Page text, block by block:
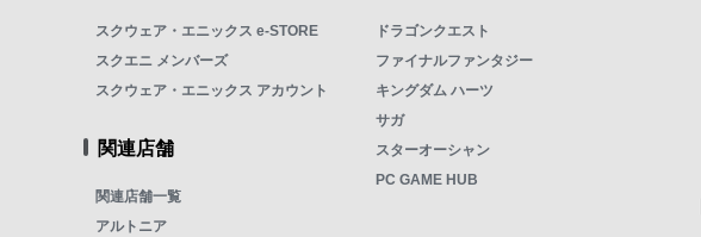
スクウェア・エニックス e-STORE
スクエニ メンバーズ
スクウェア・エニックス アカウント
関連店舗
関連店舗一覧
アルトニア
ドラゴンクエスト
ファイナルファンタジー
キングダム ハーツ
サガ
スターオーシャン
PC GAME HUB